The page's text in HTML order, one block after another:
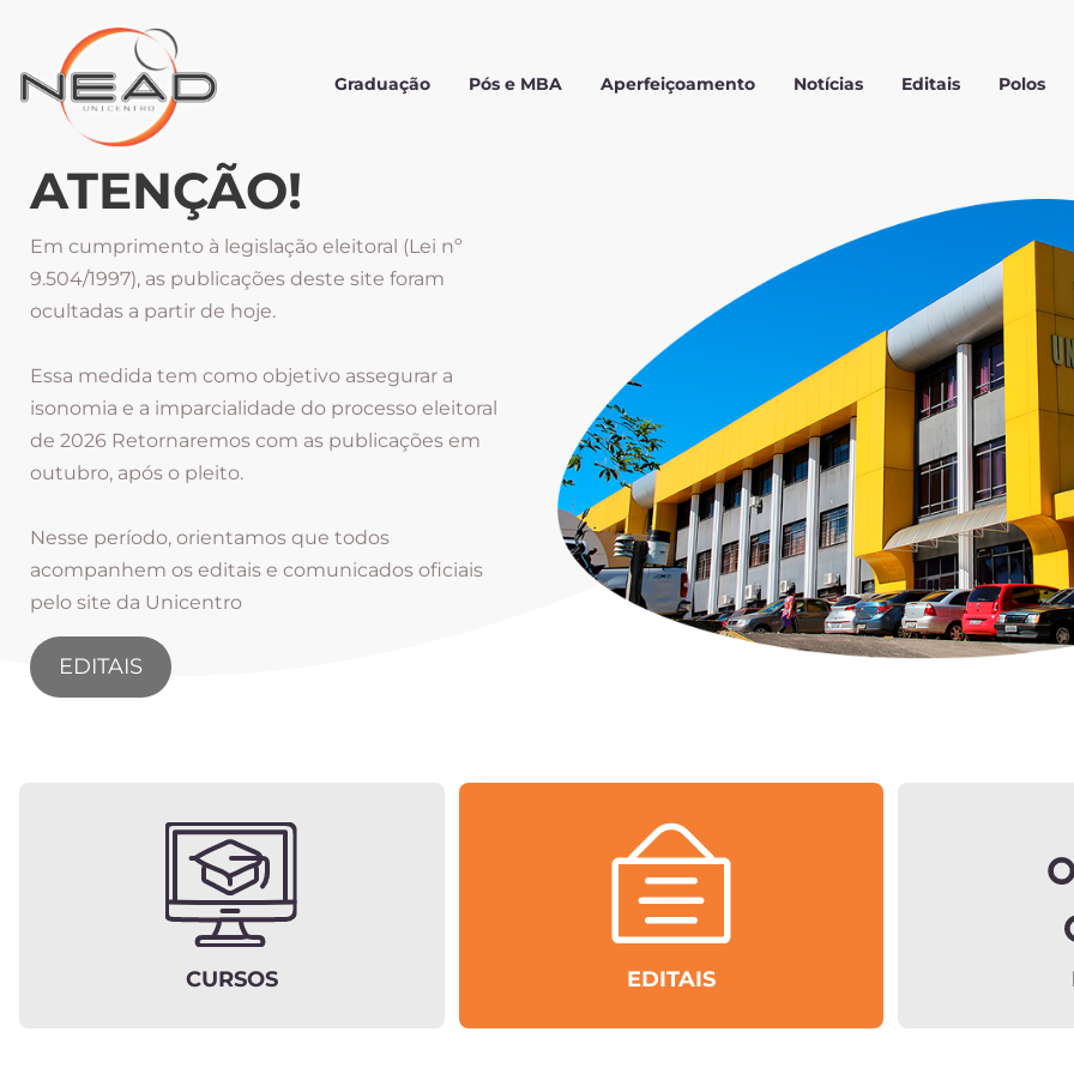
Graduação Pós e MBA Aperfeiçoamento Notícias Editais Polos
ATENÇÃO!
Em cumprimento à legislação eleitoral (Lei nº
9.504/1997), as publicações deste site foram
ocultadas a partir de hoje.
Essa medida tem como objetivo assegurar a
isonomia e a imparcialidade do processo eleitoral
de 2026 Retornaremos com as publicações em
outubro, após o pleito.
Nesse período, orientamos que todos
acompanhem os editais e comunicados oficiais
pelo site da Unicentro
EDITAIS
CURSOS EDITAIS